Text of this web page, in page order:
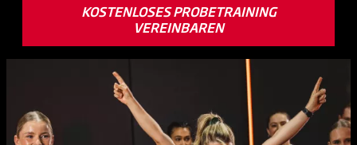
KOSTENLOSES PROBETRAINING
VEREINBAREN